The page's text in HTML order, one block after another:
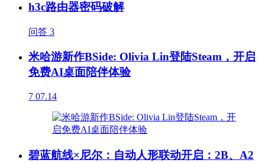
h3c路由器密码破解
问答 3
米哈游新作BSide: Olivia Lin登陆Steam，开启
免费AI桌面陪伴体验
7 07.14
碧蓝航线×尼尔：自动人形联动开启：2B、A2